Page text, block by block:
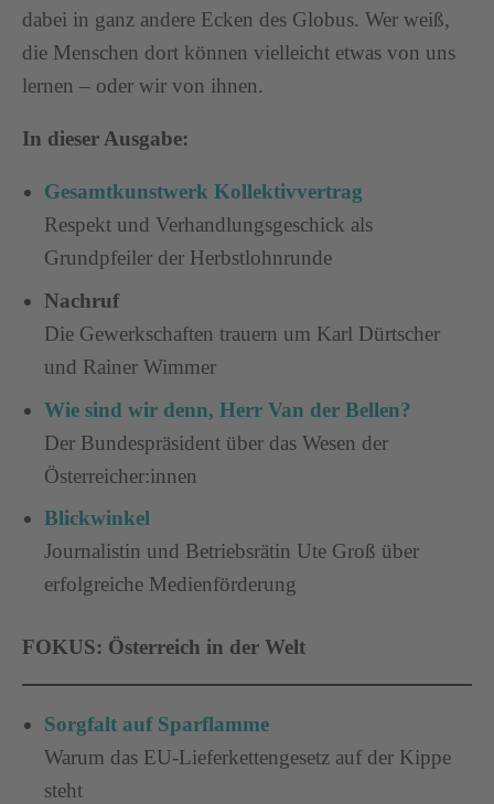
dabei in ganz andere Ecken des Globus. Wer weiß,
die Menschen dort können vielleicht etwas von uns
lernen – oder wir von ihnen.
In dieser Ausgabe:
Gesamtkunstwerk Kollektivvertrag
Respekt und Verhandlungsgeschick als
Grundpfeiler der Herbstlohnrunde
Nachruf
Die Gewerkschaften trauern um Karl Dürtscher
und Rainer Wimmer
Wie sind wir denn, Herr Van der Bellen?
Der Bundespräsident über das Wesen der
Österreicher:innen
Blickwinkel
Journalistin und Betriebsrätin Ute Groß über
erfolgreiche Medienförderung
FOKUS: Österreich in der Welt
Sorgfalt auf Sparflamme
Warum das EU-Lieferkettengesetz auf der Kippe
steht